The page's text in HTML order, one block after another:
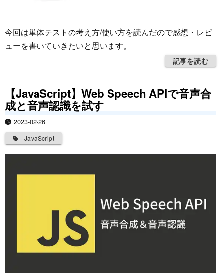
今回は単体テストの考え方/使い方を読んだので感想・レビ
ューを書いていきたいと思います。
記事を読む
【JavaScript】Web Speech APIで音声合
成と音声認識を試す
2023-02-26
JavaScript